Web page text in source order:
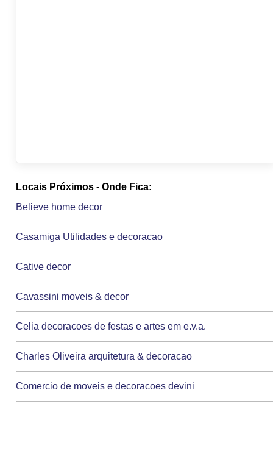
Locais Próximos - Onde Fica:
Believe home decor
Casamiga Utilidades e decoracao
Cative decor
Cavassini moveis & decor
Celia decoracoes de festas e artes em e.v.a.
Charles Oliveira arquitetura & decoracao
Comercio de moveis e decoracoes devini